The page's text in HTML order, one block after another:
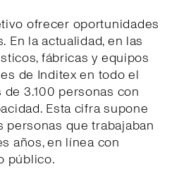
ofrecer oportunidades
En la actualidad, en las
fábricas y equipos
de Inditex en todo el
3.100 personas con
Esta cifra supone
personas que trabajaban
años, en línea con
público.